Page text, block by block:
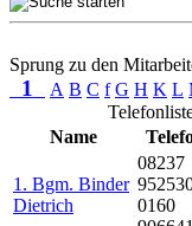
Sprung zu den
1 A B C f G H K L
Name
1. Bgm. Binder
Dietrich
08237
0160